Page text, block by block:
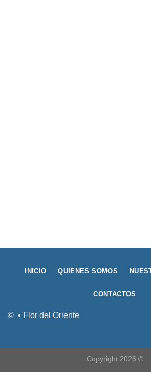
© • Flor del Oriente
INICIO QUIENES SOMOS
CONTACTOS
Copyright 2026 ©